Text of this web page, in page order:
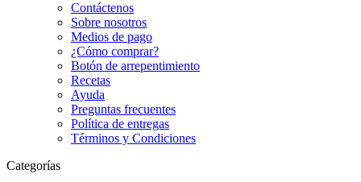
Contáctenos
Sobre nosotros
Medios de pago
¿Cómo comprar?
Botón de arrepentimiento
Recetas
Ayuda
Preguntas frecuentes
Política de entregas
Términos y Condiciones
Categorías